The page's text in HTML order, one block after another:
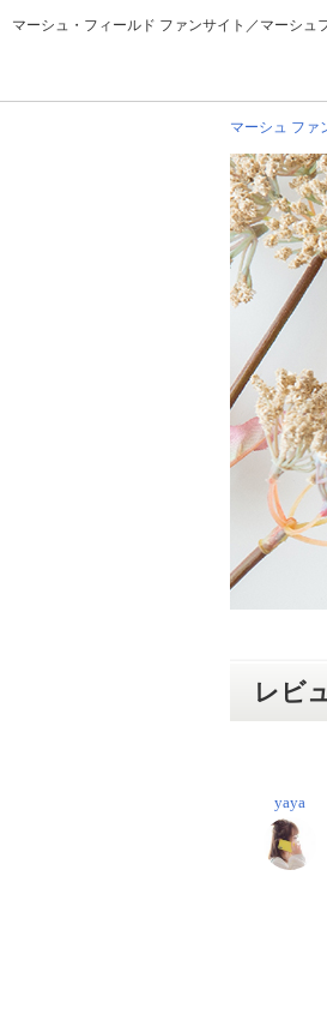
マーシュ・フィールド ファンサイト／マーシュ
マーシュ ファ
レビ
yaya